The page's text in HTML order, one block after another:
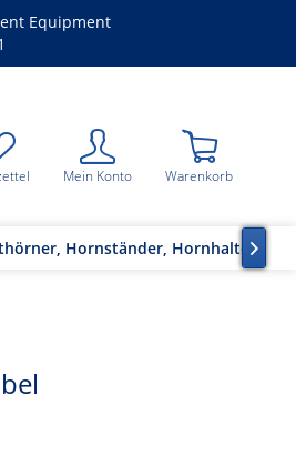
Equipment
Mein Konto Warenkorb
Hornständer, Hornhalter